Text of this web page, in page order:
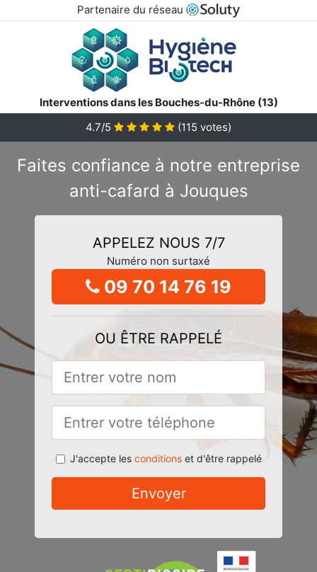
Partenaire du réseau
Interventions dans les Bouches-du-Rhône (13)
4.7/5
(115 votes)
Faites confiance à notre entreprise
anti-cafard à Jouques
APPELEZ NOUS 7/7
Numéro non surtaxé
09 70 14 76 19
OU ÊTRE RAPPELÉ
J'accepte les conditionset d'être rappelé
Envoyer